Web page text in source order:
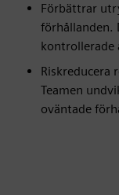
Förbättrar
förhållanden.
kontrollerade
Riskreducera
Teamen
oväntade